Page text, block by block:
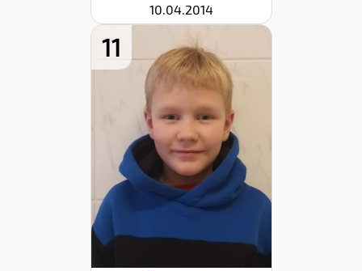
10.04.2014
11
Дата заявки:
06.11.2023